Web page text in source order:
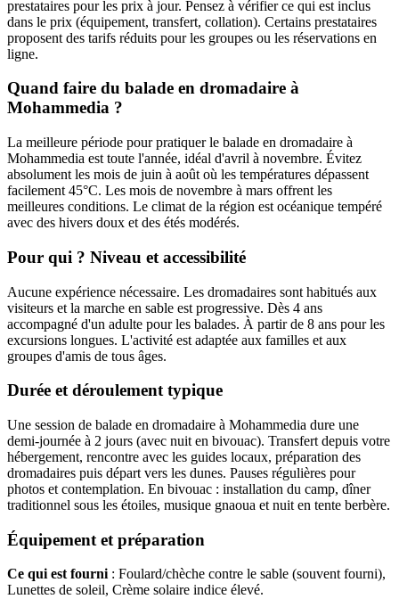
prestataires pour les prix à jour. Pensez à vérifier ce qui est inclus
dans le prix (équipement, transfert, collation). Certains prestataires
proposent des tarifs réduits pour les groupes ou les réservations en
ligne.
Quand faire du balade en dromadaire à
Mohammedia ?
La meilleure période pour pratiquer le balade en dromadaire à
Mohammedia est toute l'année, idéal d'avril à novembre. Évitez
absolument les mois de juin à août où les températures dépassent
facilement 45°C. Les mois de novembre à mars offrent les
meilleures conditions. Le climat de la région est océanique tempéré
avec des hivers doux et des étés modérés.
Pour qui ? Niveau et accessibilité
Aucune expérience nécessaire. Les dromadaires sont habitués aux
visiteurs et la marche en sable est progressive. Dès 4 ans
accompagné d'un adulte pour les balades. À partir de 8 ans pour les
excursions longues. L'activité est adaptée aux familles et aux
groupes d'amis de tous âges.
Durée et déroulement typique
Une session de balade en dromadaire à Mohammedia dure une
demi-journée à 2 jours (avec nuit en bivouac). Transfert depuis votre
hébergement, rencontre avec les guides locaux, préparation des
dromadaires puis départ vers les dunes. Pauses régulières pour
photos et contemplation. En bivouac : installation du camp, dîner
traditionnel sous les étoiles, musique gnaoua et nuit en tente berbère.
Équipement et préparation
Ce qui est fourni: Foulard/chèche contre le sable (souvent fourni),
Lunettes de soleil, Crème solaire indice élevé.